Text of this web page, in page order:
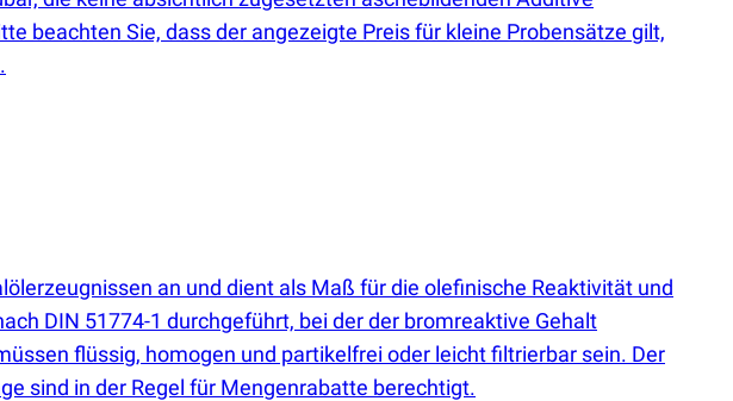
beachten Sie, dass der angezeigte Preis für kleine Probensätze gilt,
an und dient als Maß für die olefinische Reaktivität und
DIN 51774-1 durchgeführt, bei der der bromreaktive Gehalt
flüssig, homogen und partikelfrei oder leicht filtrierbar sein. Der
sind in der Regel für Mengenrabatte berechtigt.